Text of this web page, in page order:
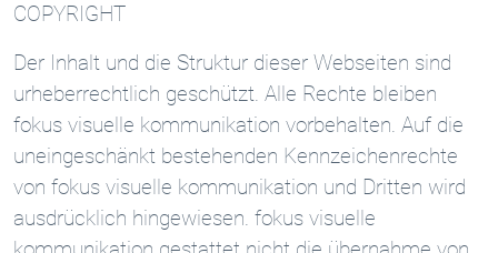
COPYRIGHT
Der Inhalt und die Struktur dieser Webseiten sind
urheberrechtlich geschützt. Alle Rechte bleiben
fokus visuelle kommunikation vorbehalten. Auf die
uneingeschänkt bestehenden Kennzeichenrechte
von fokus visuelle kommunikation und Dritten wird
ausdrücklich hingewiesen. fokus visuelle